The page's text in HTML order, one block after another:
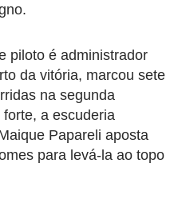
piloto é administrador
da vitória, marcou sete
na segunda
a escuderia
Papareli aposta
para levá-la ao topo